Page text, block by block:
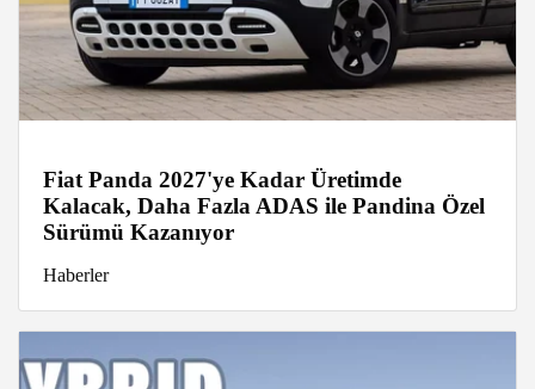
Fiat Panda 2027'ye Kadar Üretimde
Kalacak, Daha Fazla ADAS ile Pandina Özel
Sürümü Kazanıyor
Haberler